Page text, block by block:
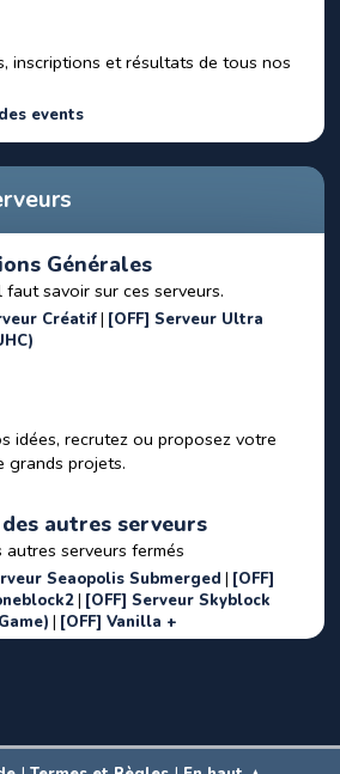
inscriptions et résultats de tous nos
events
Générales
savoir sur ces serveurs.
Créatif [OFF] Serveur Ultra
idées, recrutez ou proposez votre
grands projets.
autres serveurs
autres serveurs fermés
Seaopolis Submerged
[OFF]
[OFF] Serveur Skyblock
[OFF] Vanilla +